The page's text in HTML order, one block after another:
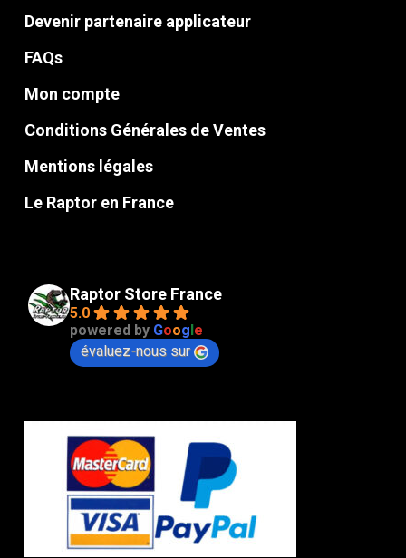
Devenir partenaire applicateur
FAQs
Mon compte
Conditions Générales de Ventes
Mentions légales
Le Raptor en France
Raptor Store France
5.0
powered by Google
évaluez-nous sur